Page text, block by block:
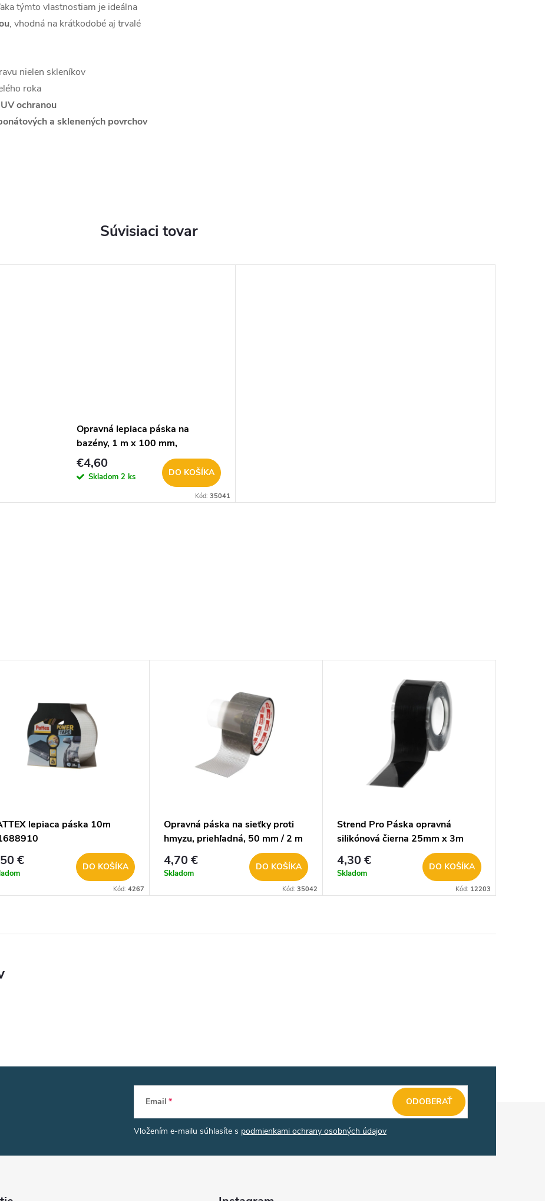
týmto vlastnostiam je ideálna
, vhodná na krátkodobé aj trvalé
nielen skleníkov
roka
UV ochranou
a sklenených povrchov
Súvisiaci tovar
Opravná lepiaca páska na
bazény, 1 m x 100 mm,
transparentná F6100
€4,60
Skladom 2 ks DO KOŠÍKA
Kód: 35041
lepiaca páska 10m
€ DO KOŠÍKA
Kód: 4267
Opravná páska na sieťky proti
hmyzu, priehľadná, 50 mm / 2 m
F6210
4,70 €
Skladom
DO KOŠÍKA
Kód: 35042
Strend Pro Páska opravná
silikónová čierna 25mm x 3m
2173192
4,30 €
Skladom
DO KOŠÍKA
Kód: 12203
Email
Vložením e-mailu súhlasíte s podmienkami ochrany osobných údajov
ODOBERAŤ